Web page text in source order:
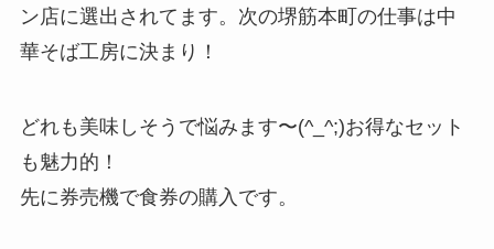
ン店に選出されてます。次の堺筋本町の仕事は中
華そば工房に決まり！
どれも美味しそうで悩みます〜(^_^;)お得なセット
も魅力的！
先に券売機で食券の購入です。